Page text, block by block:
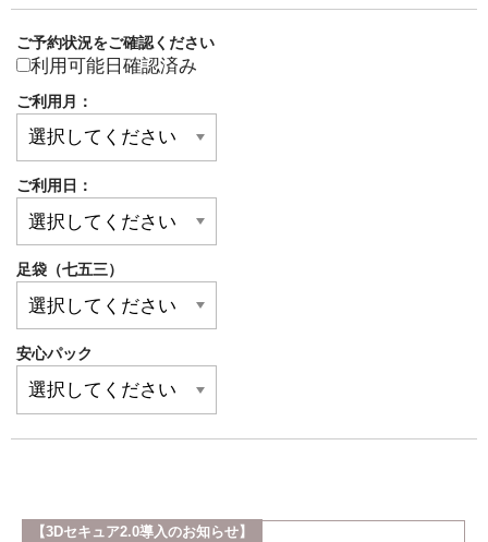
ご予約状況をご確認ください
利用可能日確認済み
ご利用月：
ご利用日：
足袋（七五三）
安心パック
【3Dセキュア2.0導入のお知らせ】